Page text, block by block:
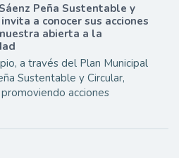
Peña Sustentable y
a conocer sus acciones
abierta a la
a través del Plan Municipal
Sustentable y Circular,
acciones